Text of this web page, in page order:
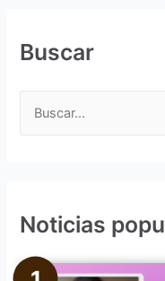
Buscar
a
Noticias